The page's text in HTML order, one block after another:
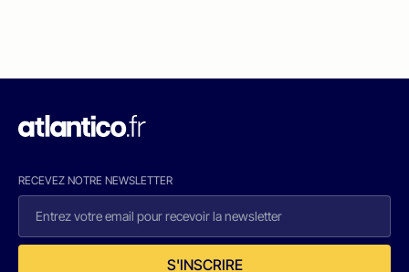
RECEVEZ NOTRE NEWSLETTER
S'INSCRIRE